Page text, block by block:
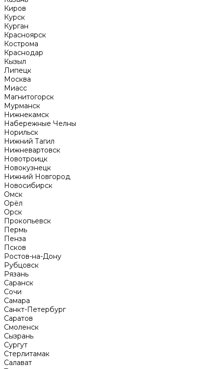
Киров
Курск
Курган
Красноярск
Кострома
Краснодар
Кызыл
Липецк
Москва
Миасс
Магнитогорск
Мурманск
Нижнекамск
Набережные Челны
Норильск
Нижний Тагил
Нижневартовск
Новотроицк
Новокузнецк
Нижний Новгород
Новосибирск
Омск
Орёл
Орск
Прокопьевск
Пермь
Пенза
Псков
Ростов-на-Дону
Рубцовск
Рязань
Саранск
Сочи
Самара
Санкт-Петербург
Саратов
Смоленск
Сызрань
Сургут
Стерлитамак
Салават